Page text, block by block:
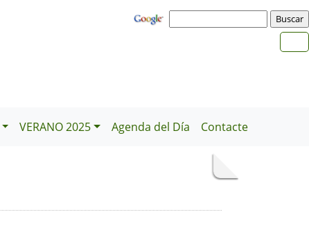
VERANO 2025 Agenda del Día Contacte